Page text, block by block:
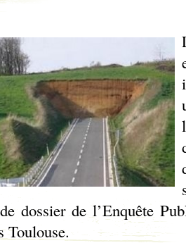
dossier de l’Enquête
Toulouse.